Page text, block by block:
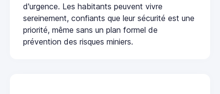
d'urgence. Les habitants peuvent vivre
sereinement, confiants que leur sécurité est une
priorité, même sans un plan formel de
prévention des risques miniers.